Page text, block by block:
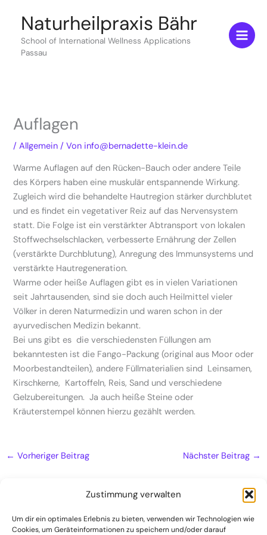
Zustimmung verwalten
Um dir ein optimales Erlebnis zu bieten, verwenden wir Technologien wie
Cookies, um Geräteinformationen zu speichern und/oder darauf
springenNaturheilpraxis Bähr
School of International Wellness Applications
Passau
Auflagen
/Allgemein / Von info@bernadette-klein.de
Warme Auflagen auf den Rücken-Bauch oder andere Teile
des Körpers haben eine muskulär entspannende Wirkung.
Zugleich wird die behandelte Hautregion stärker durchblutet
und es findet ein vegetativer Reiz auf das Nervensystem
statt. Die Folge ist ein verstärkter Abtransport von lokalen
Stoffwechselschlacken, verbesserte Ernährung der Zellen
(verstärkte Durchblutung), Anregung des Immunsystems und
verstärkte Hautregeneration.
Warme oder heiße Auflagen gibt es in vielen Variationen
seit Jahrtausenden, sind sie doch auch Heilmittel vieler
Völker in deren Naturmedizin und waren schon in der
ayurvedischen Medizin bekannt.
Bei uns gibt es die verschiedensten Füllungen am
bekanntesten ist die Fango-Packung (original aus Moor oder
Moorbestandteilen), andere Füllmaterialien sind Leinsamen,
Kirschkerne, Kartoffeln, Reis, Sand und verschiedene
Gelzubereitungen. Ja auch heiße Steine oder
Kräuterstempel können hierzu gezählt werden.
← Vorheriger Beitrag Nächster Beitrag →
Naturheilpraxis